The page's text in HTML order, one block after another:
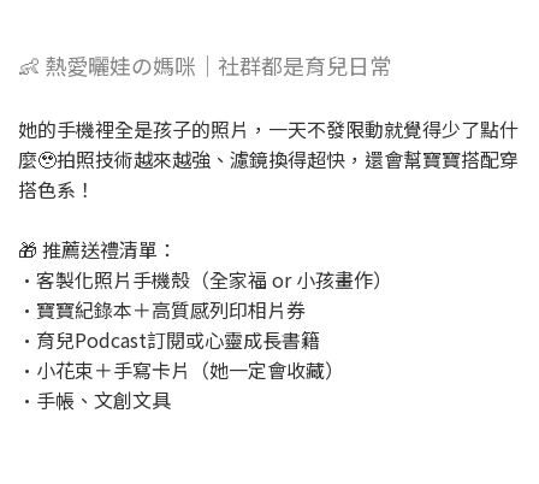
👶 熱愛曬娃の媽咪｜社群都是育兒日常
她的手機裡全是孩子的照片，一天不發限動就覺得少了點什
麼🥹拍照技術越來越強、濾鏡換得超快，還會幫寶寶搭配穿
搭色系！
🎁 推薦送禮清單：
•客製化照片手機殼（全家福 or 小孩畫作）
•寶寶紀錄本＋高質感列印相片券
•育兒Podcast訂閱或心靈成長書籍
•小花束＋手寫卡片（她一定會收藏）
•手帳、文創文具